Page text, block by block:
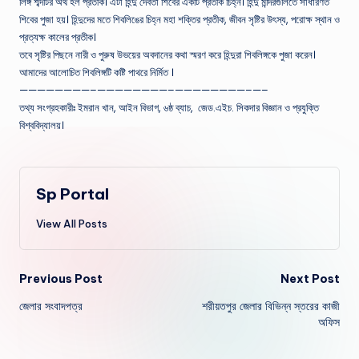
শিবের পুজা হয়। হিন্দুদের মতে শিবলিঙের চিহ্ন মহা শক্তির প্রতীক, জীবন সৃষ্টির উৎস্য, পরোক্ষ স্থান ও
প্রত্যক্ষ কালের প্রতীক।
তবে সৃষ্টির পিছনে নারী ও পুরুষ উভয়ের অবদানের কথা স্মরণ করে হিন্দুরা শিবলিঙ্গকে পুজা করেন।
আমাদের আলোচিত শিবলিঙ্গটি কষ্টি পাথরে নির্মিত ।
————————–————————–————————–—–
তথ্য সংগ্রহকারীঃ ইমরান খান, আইন বিভাগ, ৬ষ্ঠ ব্যাচ, জেড.এইচ. সিকদার বিজ্ঞান ও প্রযুক্তি
বিশ্ববিদ্যালয়।
Sp Portal
View All Posts
Post
navigation
Previous Post
জেলার সংবাদপত্র
Next Post
শরীয়তপুর জেলার বিভিন্ন স্তরের কাজী
অফিস